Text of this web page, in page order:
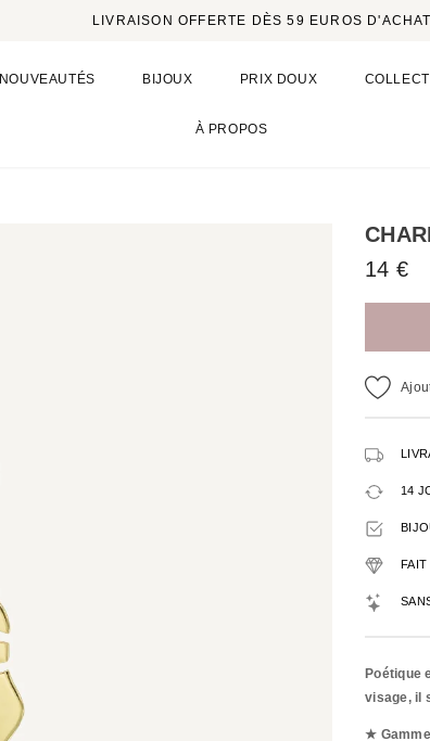
LIVRAISON OFFERTE DÈS 59 EUROS
NOUVEAUTÉS BIJOUX PRIX DOUX
À PROPOS
14 €
14
FAIT
Poétique
visage, il
★